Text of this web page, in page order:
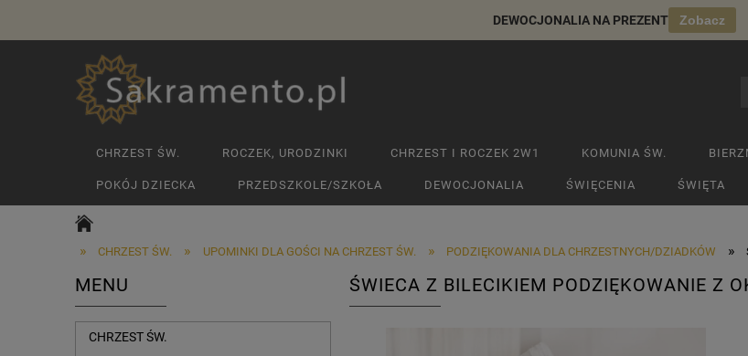
DEWOCJONALIA NA PREZENT Zobacz
CHRZEST ŚW. ROCZEK, URODZINKI CHRZEST I ROCZEK 2W1 KOMUNIA ŚW.
POKÓJ DZIECKA PRZEDSZKOLE/SZKOŁA DEWOCJONALIA ŚWIĘCENIA ŚWIĘTA
» CHRZEST ŚW. » UPOMINKI DLA GOŚCI NA CHRZEST ŚW. » PODZIĘKOWANIA DLA CHRZESTNYCH/DZIADKÓW »
MENU
CHRZEST ŚW.
ŚWIECA Z BILECIKIEM PODZIĘKOWANIE Z